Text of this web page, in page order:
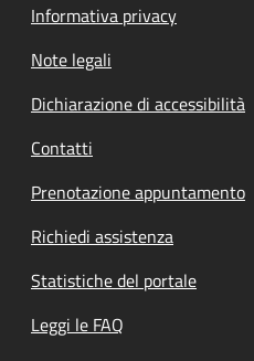
Informativa privacy
Note legali
Dichiarazione di accessibilità
Contatti
Prenotazione appuntamento
Richiedi assistenza
Statistiche del portale
Leggi le FAQ